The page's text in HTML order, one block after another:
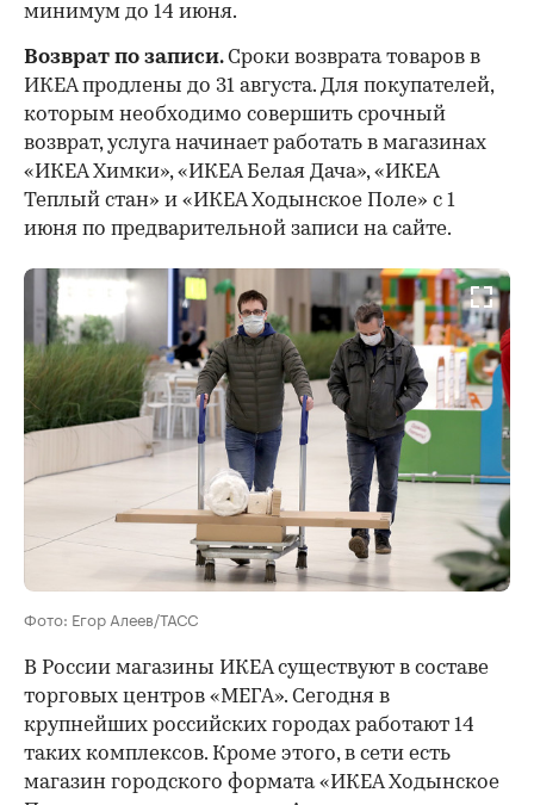
минимум до 14 июня.
Возврат по записи.Сроки возврата товаров в
ИКЕА продлены до 31 августа. Для покупателей,
которым необходимо совершить срочный
возврат, услуга начинает работать в магазинах
«ИКЕА Химки», «ИКЕА Белая Дача», «ИКЕА
Теплый стан» и «ИКЕА Ходынское Поле» с 1
июня по предварительной записи на сайте.
Фото: Егор Алеев/ТАСС
В России магазины ИКЕА существуют в составе
торговых центров «МЕГА». Сегодня в
крупнейших российских городах работают 14
таких комплексов. Кроме этого, в сети есть
магазин городского формата «ИКЕА Ходынское